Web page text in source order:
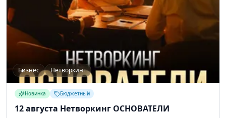
Бизнес Нетворкинг
Новинка Бюджетный
12 августа Нетворкинг ОСНОВАТЕЛИ